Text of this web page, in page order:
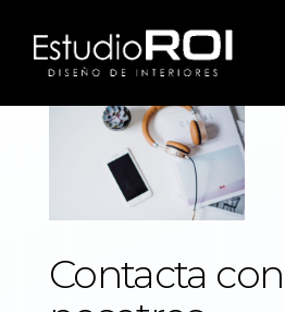
Contacta con